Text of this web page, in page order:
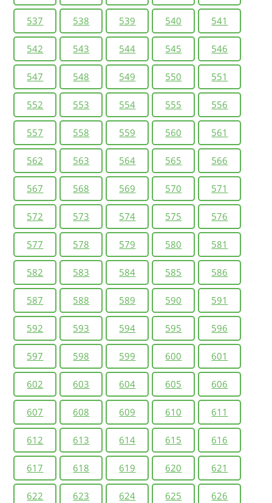
537 538 539 540 541
542 543 544 545 546
547 548 549 550 551
552 553 554 555 556
557 558 559 560 561
562 563 564 565 566
567 568 569 570 571
572 573 574 575 576
577 578 579 580 581
582 583 584 585 586
587 588 589 590 591
592 593 594 595 596
597 598 599 600 601
602 603 604 605 606
607 608 609 610 611
612 613 614 615 616
617 618 619 620 621
622 623 624 625 626